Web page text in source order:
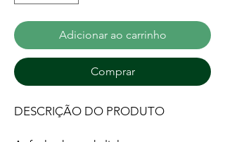
Adicionar ao carrinho
Comprar
DESCRIÇÃO DO PRODUTO